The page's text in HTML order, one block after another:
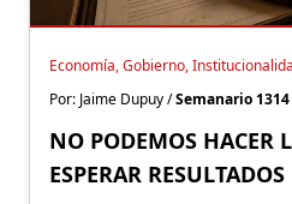
Economía, Gobierno,
Por: Jaime Dupuy /Semanario 1314
NO PODEMOS HACER
ESPERAR